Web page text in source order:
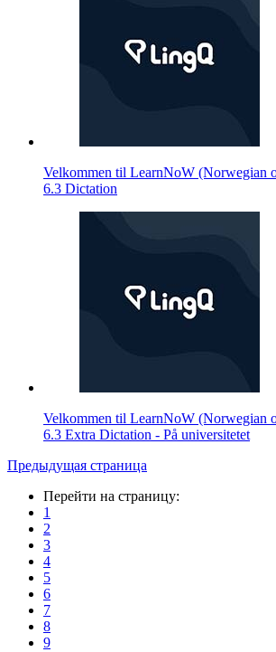
Velkommen til LearnNoW (Norwegian
6.3 Dictation
Velkommen til LearnNoW (Norwegian
6.3 Extra Dictation - På universitetet
Предыдущая страница
Перейти на страницу:
1
2
3
4
5
6
7
8
9